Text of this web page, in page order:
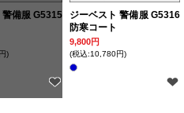
警備服 G5315
)
ジーベスト 警備服 G5316
防寒コート
9,800円
(税込:10,780円)